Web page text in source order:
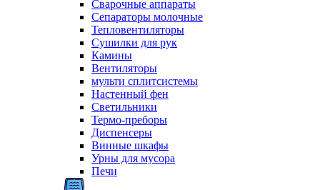
Сварочные аппараты
Сепараторы молочные
Тепловентиляторы
Сушилки для рук
Камины
Вентиляторы
мульти сплитсистемы
Настенный фен
Светильники
Термо-преборы
Диспенсеры
Винные шкафы
Урны для мусора
Печи